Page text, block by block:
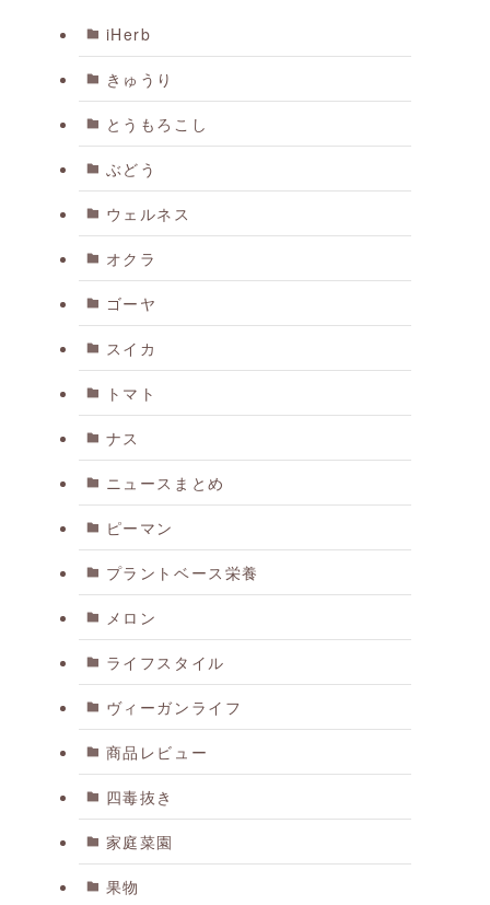
iHerb
きゅうり
とうもろこし
ぶどう
ウェルネス
オクラ
ゴーヤ
スイカ
トマト
ナス
ニュースまとめ
ピーマン
プラントベース栄養
メロン
ライフスタイル
ヴィーガンライフ
商品レビュー
四毒抜き
家庭菜園
果物